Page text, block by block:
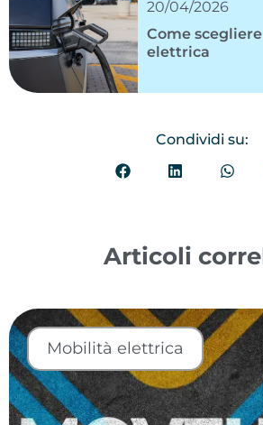
20/04/2026
Come
elettrica
Condividi su:
Articoli
Mobilità elettrica